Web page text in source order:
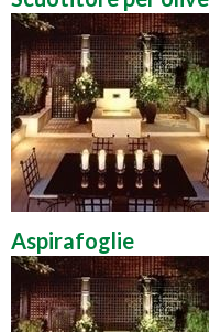
Aspirafoglie